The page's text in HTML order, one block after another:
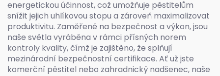
energetickou účinnost, což umožňuje pěstitelům
snížit jejich uhlíkovou stopu a zároveň maximalizovat
produktivitu. Zaměřené na bezpečnost a výkon, jsou
naše světla vyráběna v rámci přísných norem
kontroly kvality, čímž je zajištěno, že splňují
mezinárodní bezpečnostní certifikace. Ať už jste
komerční pěstitel nebo zahradnický nadšenec, naše